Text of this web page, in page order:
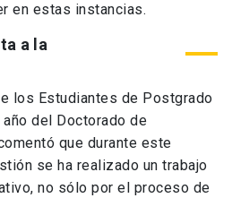
en estas instancias.
a la
los Estudiantes de Postgrado
del Doctorado de
que durante este
se ha realizado un trabajo
no sólo por el proceso de